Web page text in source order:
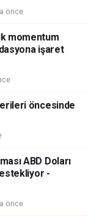
önce
momentum
işaret
öncesinde
ABD Doları
-
önce